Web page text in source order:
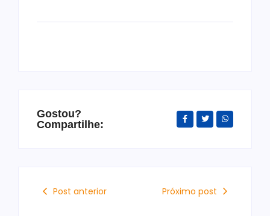
Gostou?
Compartilhe:
Post anterior Próximo post